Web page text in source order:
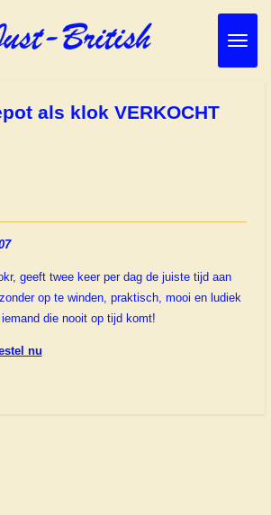
als klok VERKOCHT
geeft twee keer per dag de juiste tijd aan
op te winden, praktisch, mooi en ludiek
die nooit op tijd komt!
nu